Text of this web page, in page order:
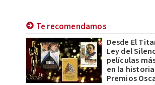
Te recomendamos
Desde El
Ley del
películas
en la
Premios